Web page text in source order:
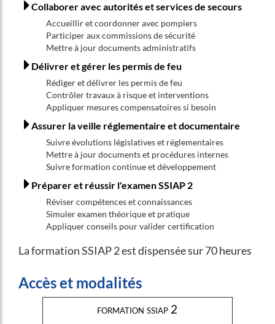
Collaborer avec autorités et services de secours
Accueillir et coordonner avec pompiers
Participer aux commissions de sécurité
Mettre à jour documents administratifs
Délivrer et gérer les permis de feu
Rédiger et délivrer les permis de feu
Contrôler travaux à risque et interventions
Appliquer mesures compensatoires si besoin
Assurer la veille réglementaire et documentaire
Suivre évolutions législatives et réglementaires
Mettre à jour documents et procédures internes
Suivre formation continue et développement
Préparer et réussir l'examen SSIAP 2
Réviser compétences et connaissances
Simuler examen théorique et pratique
Appliquer conseils pour valider certification
La formation SSIAP 2 est dispensée sur 70 heures
Accès et modalités
formation ssiap 2